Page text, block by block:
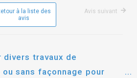
à la liste des
avis
Avis suivant
travaux de
sans façonnage pour